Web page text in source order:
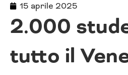
15 aprile 2025
2.000
tutto il